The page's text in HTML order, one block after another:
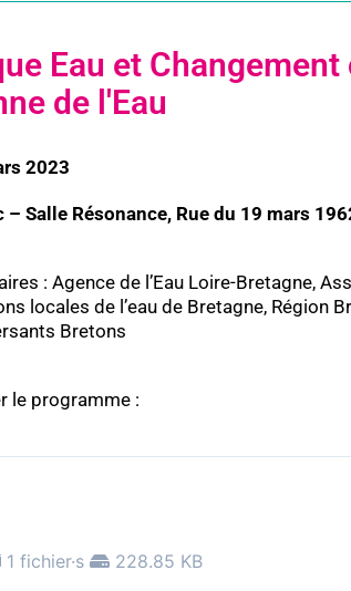
Eau et
de l'Eau
2023
– Salle Résonance, Rue du 19 mars
: Agence de l’Eau Loire-Bretagne,
locales de l’eau de Bretagne, Région
Bretons
le programme :
1 fichier·s 228.85 KB